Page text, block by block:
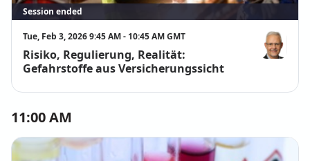
Session ended
Tue, Feb 3, 2026 9:45 AM - 10:45 AM GMT
Risiko, Regulierung, Realität:
Gefahrstoffe aus Versicherungssicht
Oliver Corte
11:00 AM